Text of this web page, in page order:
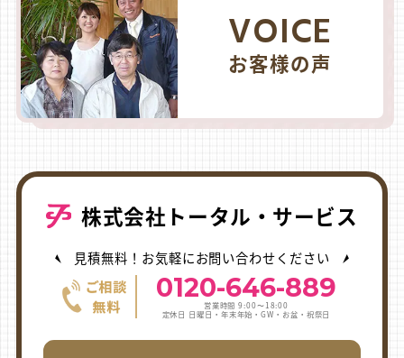
VOICE
お客様の声
株式会社トータル・サービス
見積無料！お気軽にお問い合わせください
0120-646-889
営業時間 9:00〜18:00
定休日 日曜日・年末年始・GW・お盆・祝祭日